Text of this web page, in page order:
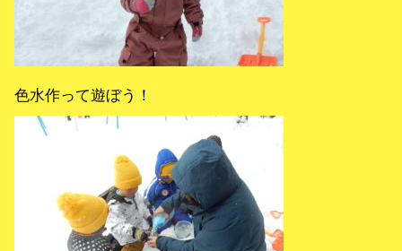
色水作って遊ぼう！